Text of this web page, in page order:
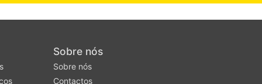
Sobre nós
Sobre nós
Contactos